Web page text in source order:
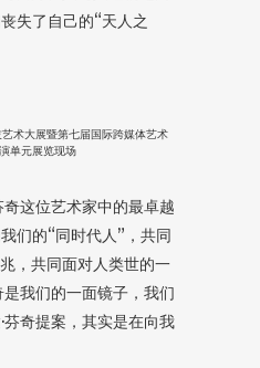
失了自己的“天人之
术大展暨第七届国际跨媒体艺术
单元展览现场
奇这位艺术家中的最卓越
们的“同时代人”，共同
，共同面对人类世的一
我们的一面镜子，我们
芬奇提案，其实是在向我